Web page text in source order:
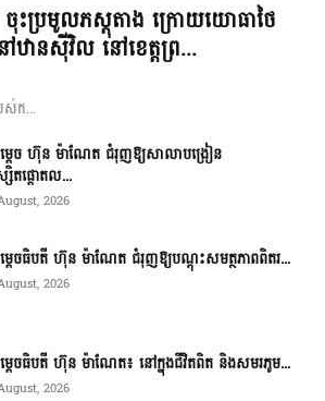
ចុះប្រមូលភស្តុតាង ក្រោយយោធាថៃ
ឋានស៊ីវិល នៅខេត្តព្រ...
ស់ក...
េច ហ៊ុន ម៉ាណែត ជំរុញឱ្យសាលាបង្រៀន
តផ្តោតល...
2026
េចធិបតី ហ៊ុន ម៉ាណែត ជំរុញឱ្យបណ្តុះសមត្ថភាពពិតរ...
2026
េចធិបតី ហ៊ុន ម៉ាណែត៖ នៅក្នុងជីវិតពិត និងសមរភូម...
2026